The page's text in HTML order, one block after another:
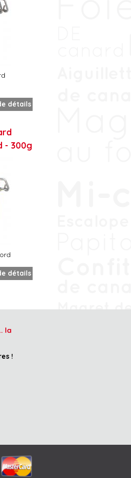
détails
- 300g
détails
la
!